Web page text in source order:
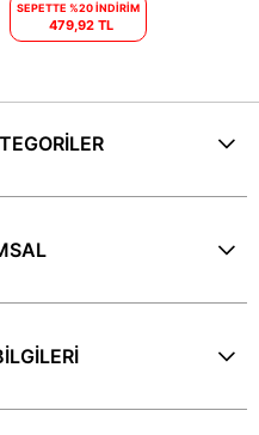
SEPETTE %20 İNDİRİM
479,92 TL